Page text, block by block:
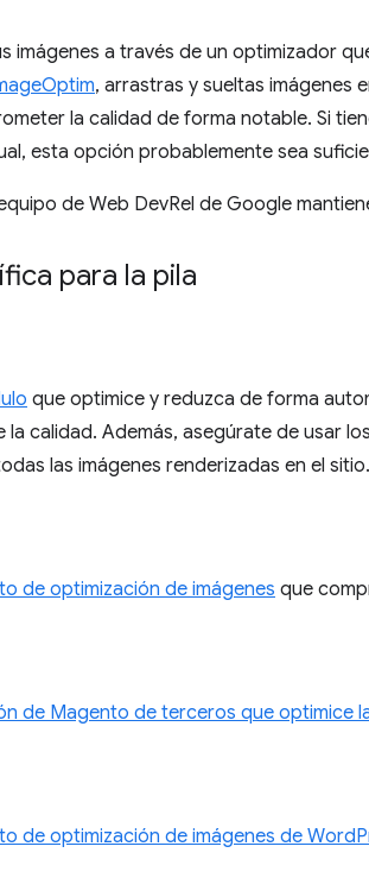
imágenes a través de un optimizador
, arrastras y sueltas imágenes
la calidad de forma notable. Si
esta opción probablemente sea
de Web DevRel de Google
para la pila
que optimice y reduzca de forma
calidad. Además, asegúrate de usar los
las imágenes renderizadas en el sitio.
de optimización de imágenes que
de Magento de terceros que optimice
de optimización de imágenes de